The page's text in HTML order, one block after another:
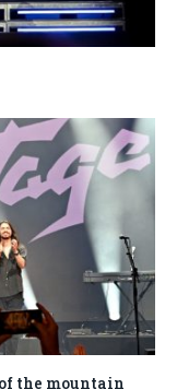
the mountain